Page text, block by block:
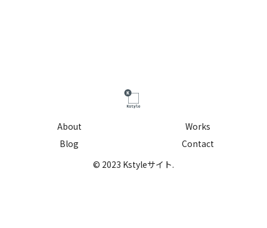
About
Works
Blog
Contact
© 2023 Kstyleサイト.